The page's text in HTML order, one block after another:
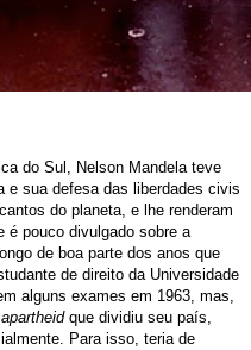
do Sul, Nelson Mandela teve
e sua defesa das liberdades civis
do planeta, e lhe renderam
é pouco divulgado sobre a
de boa parte dos anos que
de direito da Universidade
alguns exames em 1963, mas,
apartheidque dividiu seu país,
Para isso, teria de